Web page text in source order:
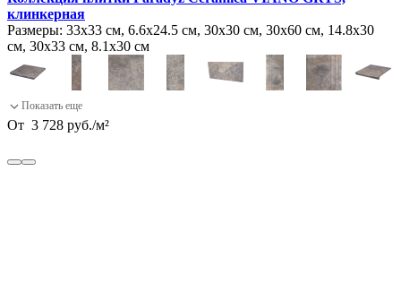
клинкерная
Размеры: 33х33 см, 6.6х24.5 см, 30х30 см, 30х60 см, 14.8х30
см, 30х33 см, 8.1х30 см
От 3 728 руб./м²